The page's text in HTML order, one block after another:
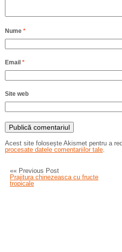
Nume *
Email *
Site web
Acest site folosește Akismet pentru a
procesate datele comentariilor tale.
«« Previous Post
Prajitura chinezeasca cu fructe
tropicale